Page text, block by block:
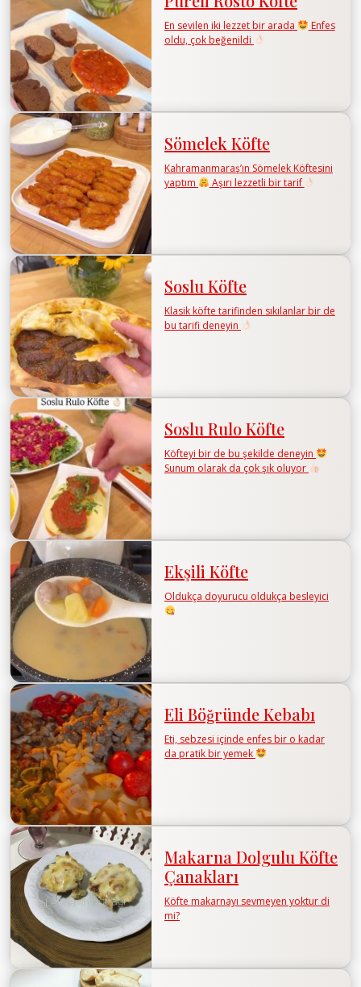
En sevilen iki lezzet bir arada
Enfes
oldu, çok beğenildi
Sömelek Köfte
Kahramanmaraş’ın Sömelek Köftesini
yaptım
Aşırı lezzetli bir tarif
Soslu Köfte
Klasik köfte tarifinden sıkılanlar bir de
bu tarifi deneyin
Soslu Rulo Köfte
Köfteyi bir de bu şekilde deneyin
Sunum olarak da çok şık oluyor
Ekşili Köfte
Oldukça doyurucu oldukça besleyici
Eli Böğründe Kebabı
Eti, sebzesi içinde enfes bir o kadar
da pratik bir yemek
Makarna Dolgulu Köfte
Çanakları
Köfte makarnayı sevmeyen yoktur di
mi?